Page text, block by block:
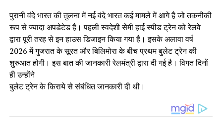
पुरानी वंदे भारत की तुलना में नई वंदे भारत कई मामले में आगे है जो तकनीकी
रूप से ज्यादा अपडेटेड है। पहली स्वदेशी सेमी हाई स्पीड ट्रेन को रेलवे
द्वारा पूरी तरह से इन हाउस डिजाइन किया गया है। इसके अलावा वर्ष
2026 में गुजरात के सूरत और बिलिमोरा के बीच प्रथम बुलेट ट्रेन की
शुरुआत होगी। इस बात की जानकारी रेलमंत्री द्वारा दी गई है। विगत दिनों
ही उन्होंने
बुलेट ट्रेन के क‍िराये से संबंधित जानकारी दी थी।